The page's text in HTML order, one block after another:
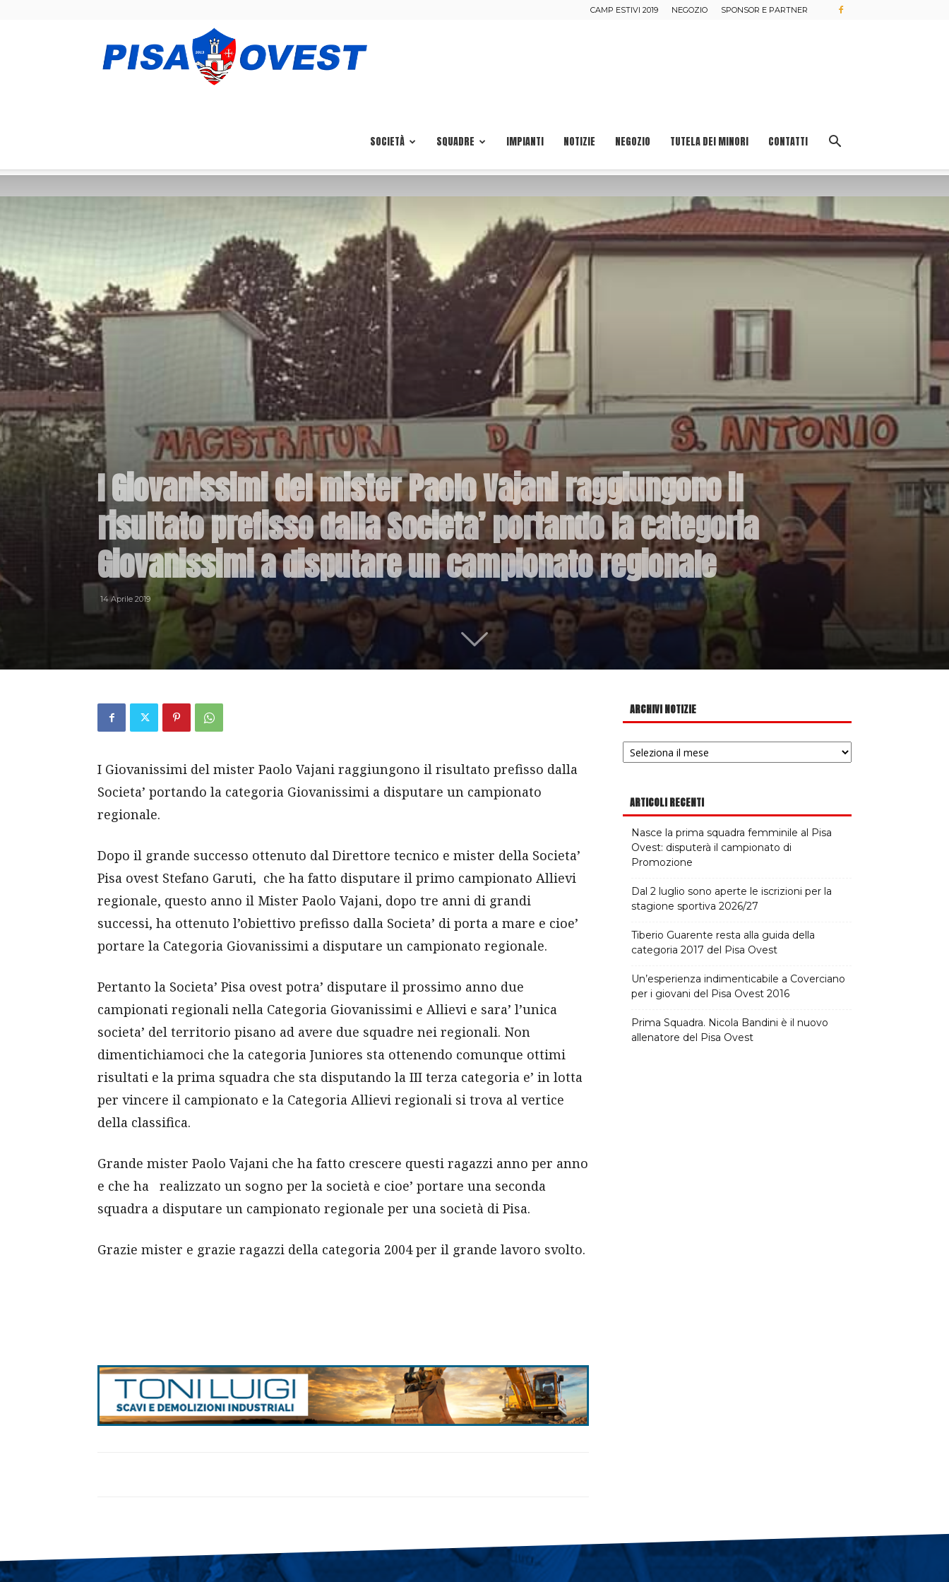
CAMP ESTIVI 2019 NEGOZIO SPONSOR E PARTNER
SOCIETÀ SQUADRE IMPIANTI NOTIZIE NEGOZIO TUTELA DEI MINORI CONTATTI
I Giovanissimi del mister Paolo Vajani raggiungono il
risultato prefisso dalla Societa’ portando la categoria
Giovanissimi a disputare un campionato regionale
14 Aprile 2019
I Giovanissimi del mister Paolo Vajani raggiungono il risultato prefisso dalla
Societa’ portando la categoria Giovanissimi a disputare un campionato
regionale.
Dopo il grande successo ottenuto dal Direttore tecnico e mister della Societa’
Pisa ovest Stefano Garuti, che ha fatto disputare il primo campionato Allievi
regionale, questo anno il Mister Paolo Vajani, dopo tre anni di grandi
successi, ha ottenuto l’obiettivo prefisso dalla Societa’ di porta a mare e cioe’
portare la Categoria Giovanissimi a disputare un campionato regionale.
Pertanto la Societa’ Pisa ovest potra’ disputare il prossimo anno due
campionati regionali nella Categoria Giovanissimi e Allievi e sara’ l’unica
societa’ del territorio pisano ad avere due squadre nei regionali. Non
dimentichiamoci che la categoria Juniores sta ottenendo comunque ottimi
risultati e la prima squadra che sta disputando la III terza categoria e’ in lotta
per vincere il campionato e la Categoria Allievi regionali si trova al vertice
della classifica.
Grande mister Paolo Vajani che ha fatto crescere questi ragazzi anno per anno
e che ha realizzato un sogno per la società e cioe’ portare una seconda
squadra a disputare un campionato regionale per una società di Pisa.
Grazie mister e grazie ragazzi della categoria 2004 per il grande lavoro svolto.
ARCHIVI NOTIZIE
Archivi
notizie
ARTICOLI RECENTI
Nasce la prima squadra femminile al Pisa
Ovest: disputerà il campionato di
Promozione
Dal 2 luglio sono aperte le iscrizioni per la
stagione sportiva 2026/27
Tiberio Guarente resta alla guida della
categoria 2017 del Pisa Ovest
Un’esperienza indimenticabile a Coverciano
per i giovani del Pisa Ovest 2016
Prima Squadra. Nicola Bandini è il nuovo
allenatore del Pisa Ovest